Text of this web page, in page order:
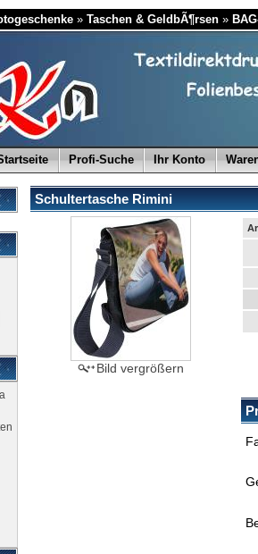
» Taschen & GeldbÃ¶rsen »
Profi-Suche Ihr Konto
Schultertasche Rimini
Bild vergrößern